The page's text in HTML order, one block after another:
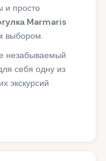
и просто
Marmaris
выбором.
незабываемый
себя одну из
экскурсий